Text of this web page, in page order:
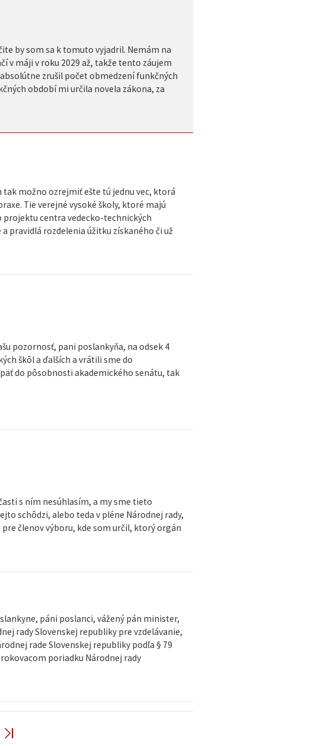
by som sa k tomuto vyjadril. Nemám na
v máji v roku 2029 až, takže tento záujem
zrušil počet obmedzení funkčných
období mi určila novela zákona, za
tak možno ozrejmiť ešte tú jednu vec, ktorá
Tie verejné vysoké školy, ktoré majú
centra vedecko-technických
pravidlá rozdelenia úžitku získaného či už
pozornosť, pani poslankyňa, na odsek 4
škôl a ďalších a vrátili sme do
do pôsobnosti akademického senátu, tak
s ním nesúhlasím, a my sme tieto
schôdzi, alebo teda v pléne Národnej rady,
členov výboru, kde som určil, ktorý orgán
páni poslanci, vážený pán minister,
rady Slovenskej republiky pre vzdelávanie,
rade Slovenskej republiky podľa § 79
rokovacom poriadku Národnej rady